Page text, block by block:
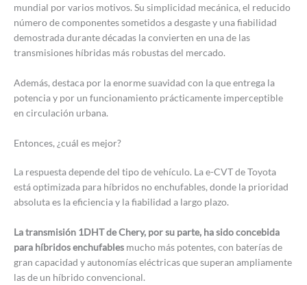
mundial por varios motivos. Su simplicidad mecánica, el reducido
número de componentes sometidos a desgaste y una fiabilidad
demostrada durante décadas la convierten en una de las
transmisiones híbridas más robustas del mercado.
Además, destaca por la enorme suavidad con la que entrega la
potencia y por un funcionamiento prácticamente imperceptible
en circulación urbana.
Entonces, ¿cuál es mejor?
La respuesta depende del tipo de vehículo. La e-CVT de Toyota
está optimizada para híbridos no enchufables, donde la prioridad
absoluta es la eficiencia y la fiabilidad a largo plazo.
La transmisión 1DHT de Chery, por su parte, ha sido concebida
para híbridos enchufables mucho más potentes, con baterías de
gran capacidad y autonomías eléctricas que superan ampliamente
las de un híbrido convencional.